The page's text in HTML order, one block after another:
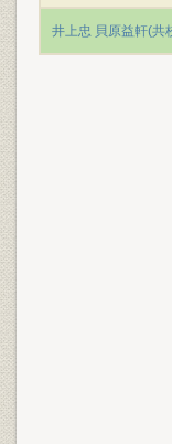
井上忠 貝原益軒(共